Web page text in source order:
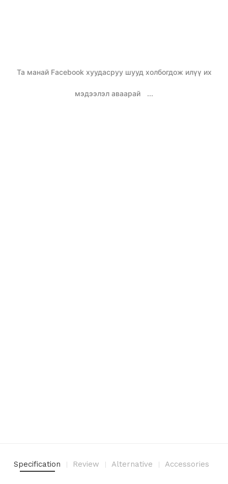
Та манай Facebook хуудасруу шууд холбогдож илүү их
мэдээлэл аваарай ...
Specification Review Alternative Accessories